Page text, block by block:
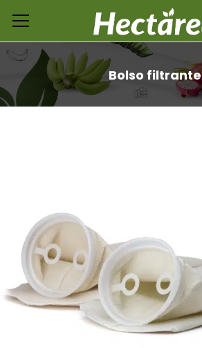
Bolso filtrante